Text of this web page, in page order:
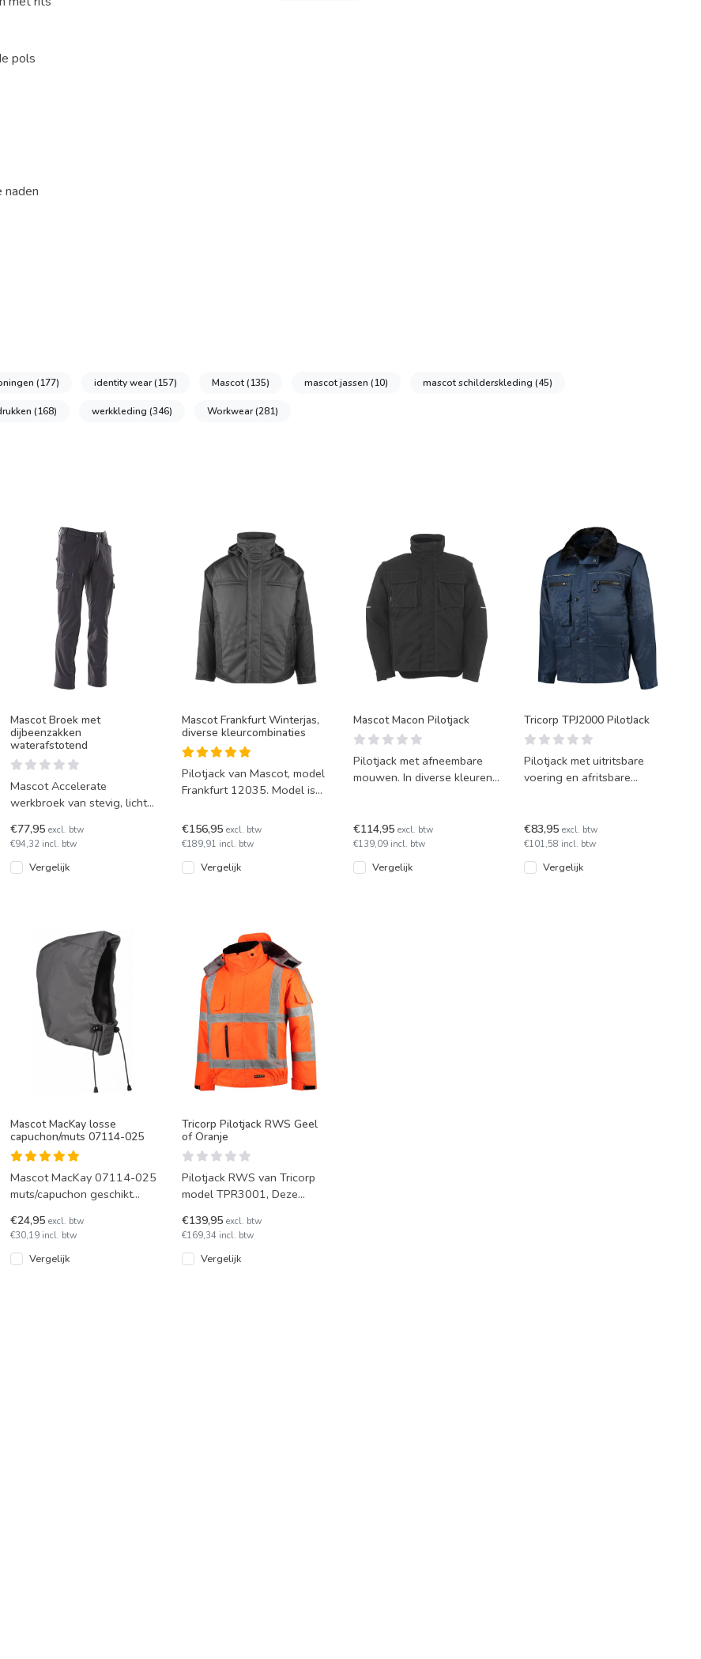
pols
(177) identity wear(157) Mascot(135) mascot jassen (10) mascot schilderskleding (45)
(168) werkkleding (346) Workwear(281)
Mascot Broek met
dijbeenzakken
waterafstotend
Mascot Accelerate
werkbroek van stevig, licht
wasbaar volgens EN ISO 1
€77,95excl. btw
€94,32 incl. btw
Vergelijk
Mascot Frankfurt Winterjas,
diverse kleurcombinaties
Pilotjack van Mascot, model
Frankfurt 12035. Model is
8 kleuren leverba
€156,95 excl. btw
€189,91 incl. btw
Vergelijk
Mascot Macon Pilotjack
Pilotjack met afneembare
mouwen. In diverse kleuren
€114,95 excl. btw
€139,09 incl. btw
Vergelijk
Tricorp TPJ2000 PilotJack
Pilotjack met uitritsbare
voering en afritsbare
€83,95excl. btw
€101,58 incl. btw
Vergelijk
Mascot MacKay losse
capuchon/muts 07114-025
Mascot MacKay 07114-025
muts/capuchon geschikt
zoals parka model Tarragon
€24,95excl. btw
€30,19 incl. btw
Vergelijk
Tricorp Pilotjack RWS Geel
of Oranje
Pilotjack RWS van Tricorp
model TPR3001, Deze
heeft striping conform
Rijksw
€139,95 excl. btw
€169,34 incl. btw
Vergelijk